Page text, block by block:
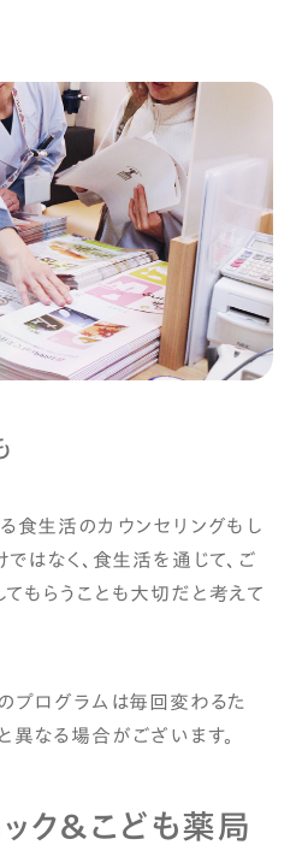
食生活のカウンセリングもし
はなく、食生活を通じて、ご
もらうことも大切だと考えて
プログラムは毎回変わるた
異なる場合がございます。
ク＆こども薬局